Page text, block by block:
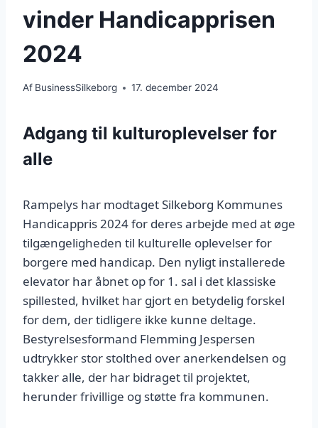
vinder Handicapprisen
2024
Af BusinessSilkeborg 17. december 2024
Adgang til kulturoplevelser for
alle
Rampelys har modtaget Silkeborg Kommunes
Handicappris 2024 for deres arbejde med at øge
tilgængeligheden til kulturelle oplevelser for
borgere med handicap. Den nyligt installerede
elevator har åbnet op for 1. sal i det klassiske
spillested, hvilket har gjort en betydelig forskel
for dem, der tidligere ikke kunne deltage.
Bestyrelsesformand Flemming Jespersen
udtrykker stor stolthed over anerkendelsen og
takker alle, der har bidraget til projektet,
herunder frivillige og støtte fra kommunen.